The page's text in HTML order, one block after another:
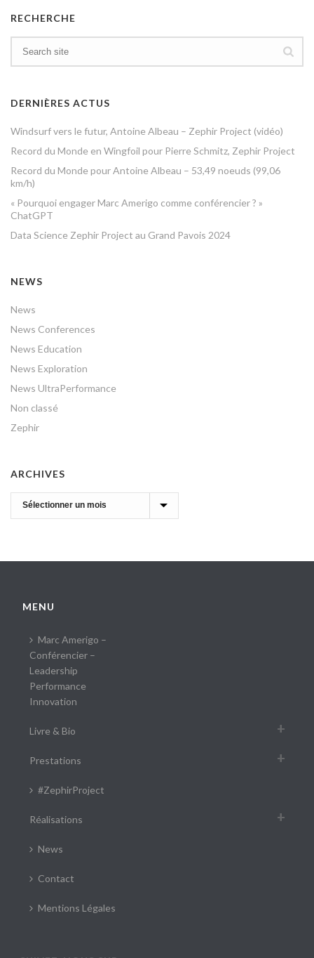
RECHERCHE
DERNIÈRES ACTUS
Windsurf vers le futur, Antoine Albeau – Zephir Project (vidéo)
Record du Monde en Wingfoil pour Pierre Schmitz, Zephir Project
Record du Monde pour Antoine Albeau – 53,49 noeuds (99,06
km/h)
« Pourquoi engager Marc Amerigo comme conférencier ? »
ChatGPT
Data Science Zephir Project au Grand Pavois 2024
NEWS
News
News Conferences
News Education
News Exploration
News UltraPerformance
Non classé
Zephir
ARCHIVES
Archives
MENU
Marc Amerigo –
Conférencier –
Leadership
Performance
Innovation
Livre & Bio
Prestations
#ZephirProject
Réalisations
News
Contact
Mentions Légales